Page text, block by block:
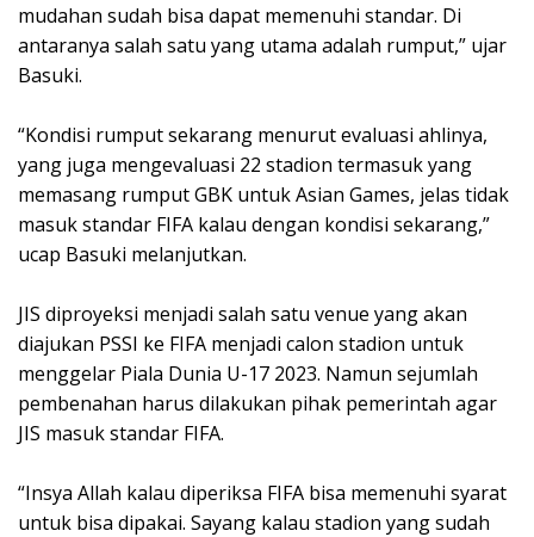
mudahan sudah bisa dapat memenuhi standar. Di
antaranya salah satu yang utama adalah rumput,” ujar
Basuki.
“Kondisi rumput sekarang menurut evaluasi ahlinya,
yang juga mengevaluasi 22 stadion termasuk yang
memasang rumput GBK untuk Asian Games, jelas tidak
masuk standar FIFA kalau dengan kondisi sekarang,”
ucap Basuki melanjutkan.
JIS diproyeksi menjadi salah satu venue yang akan
diajukan PSSI ke FIFA menjadi calon stadion untuk
menggelar Piala Dunia U-17 2023. Namun sejumlah
pembenahan harus dilakukan pihak pemerintah agar
JIS masuk standar FIFA.
“Insya Allah kalau diperiksa FIFA bisa memenuhi syarat
untuk bisa dipakai. Sayang kalau stadion yang sudah